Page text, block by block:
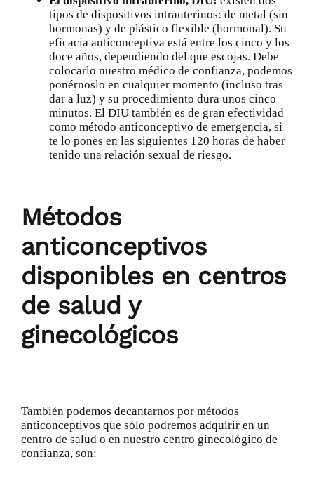
tipos de dispositivos intrauterinos: de metal (sin
hormonas) y de plástico flexible (hormonal). Su
eficacia anticonceptiva está entre los cinco y los
doce años, dependiendo del que escojas. Debe
colocarlo nuestro médico de confianza, podemos
ponérnoslo en cualquier momento (incluso tras
dar a luz) y su procedimiento dura unos cinco
minutos. El DIU también es de gran efectividad
como método anticonceptivo de emergencia, si
te lo pones en las siguientes 120 horas de haber
tenido una relación sexual de riesgo.
Métodos
anticonceptivos
disponibles en centros
de salud y
ginecológicos
También podemos decantarnos por métodos
anticonceptivos que sólo podremos adquirir en un
centro de salud o en nuestro centro ginecológico de
confianza, son: